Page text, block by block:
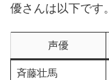
優さんは以下です。
声優
斉藤壮馬